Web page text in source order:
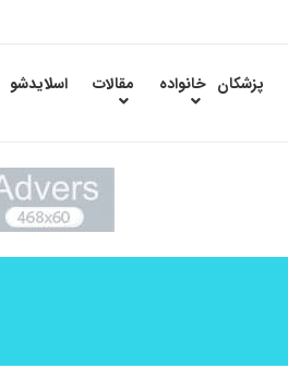
پزشکان خانواده مقالات اسلایدشو